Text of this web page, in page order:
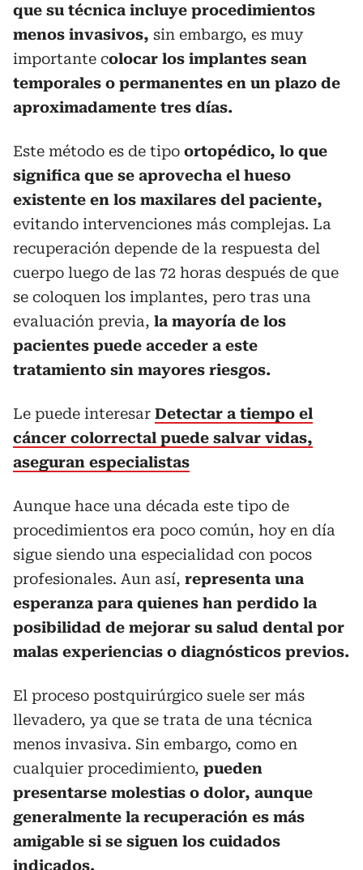
que su técnica incluye procedimientos
menos invasivos, sin embargo, es muy
importante colocar los implantes sean
temporales o permanentes en un plazo de
aproximadamente tres días.
Este método es de tipo ortopédico, lo que
significa que se aprovecha el hueso
existente en los maxilares del paciente,
evitando intervenciones más complejas. La
recuperación depende de la respuesta del
cuerpo luego de las 72 horas después de que
se coloquen los implantes, pero tras una
evaluación previa, la mayoría de los
pacientes puede acceder a este
tratamiento sin mayores riesgos.
Le puede interesar Detectar a tiempo el
cáncer colorrectal puede salvar vidas,
aseguran especialistas
Aunque hace una década este tipo de
procedimientos era poco común, hoy en día
sigue siendo una especialidad con pocos
profesionales. Aun así, representa una
esperanza para quienes han perdido la
posibilidad de mejorar su salud dental por
malas experiencias o diagnósticos previos.
El proceso postquirúrgico suele ser más
llevadero, ya que se trata de una técnica
menos invasiva. Sin embargo, como en
cualquier procedimiento, pueden
presentarse molestias o dolor, aunque
generalmente la recuperación es más
amigable si se siguen los cuidados
indicados.